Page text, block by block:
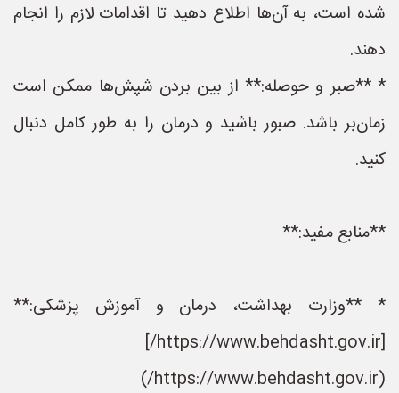
شده است، به آن‌ها اطلاع دهید تا اقدامات لازم را انجام
دهند.
* **صبر و حوصله:** از بین بردن شپش‌ها ممکن است
زمان‌بر باشد. صبور باشید و درمان را به طور کامل دنبال
کنید.
**منابع مفید:**
* **وزارت بهداشت، درمان و آموزش پزشکی:**
[https://www.behdasht.gov.ir/]
(https://www.behdasht.gov.ir/)